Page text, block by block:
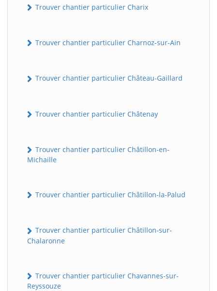
Trouver chantier particulier Charix
Trouver chantier particulier Charnoz-sur-Ain
Trouver chantier particulier Château-Gaillard
Trouver chantier particulier Châtenay
Trouver chantier particulier Châtillon-en-
Michaille
Trouver chantier particulier Châtillon-la-Palud
Trouver chantier particulier Châtillon-sur-
Chalaronne
Trouver chantier particulier Chavannes-sur-
Reyssouze